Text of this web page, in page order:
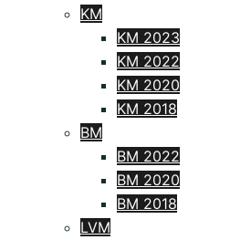
KM
KM 2023
KM 2022
KM 2020
KM 2018
BM
BM 2022
BM 2020
BM 2018
LVM